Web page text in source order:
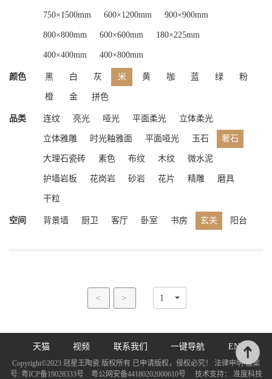
750×1500mm 600×1200mm 900×900mm
800×800mm 600×600mm 180×225mm
400×400mm 400×800mm
颜色 黑 白 灰 米 黄 咖 蓝 绿 粉
橙 金 拼色
品类 连纹 亮光 哑光 平面柔光 立体柔光
立体雅雕 时光釉雅面 平面哑光 玉石 奢石
大理石瓷砖 素色 布纹 木纹 微水泥
护墙岩板 花岗岩 砂岩 花片 精雕 磨具
干粒
空间 背景墙 厨卫 客厅 卧室 书房 玄关 阳台
< >
天猫 视频 联系我们 一键导航 EN
Copyright©2023 冠星王陶瓷 版权所有 已申请版权，侵权必究！ 法律申明 备案
号:粤ICP备19028333号 粤公网安备44180202000610号 技术支持： 准度科技